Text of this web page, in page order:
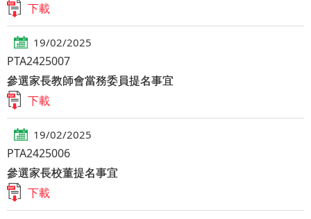
下載
19/02/2025
PTA2425007
參選家長教師會當務委員提名事宜
下載
19/02/2025
PTA2425006
參選家長校董提名事宜
下載